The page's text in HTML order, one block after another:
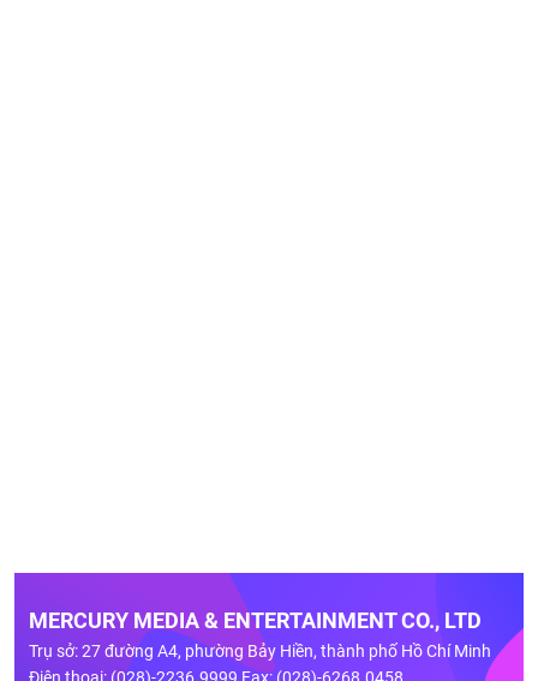
MERCURY MEDIA & ENTERTAINMENT CO., LTD
Trụ sở: 27 đường A4, phường Bảy Hiền, thành phố Hồ Chí Minh
Điện thoại: (028)-2236.9999 Fax: (028)-6268.0458